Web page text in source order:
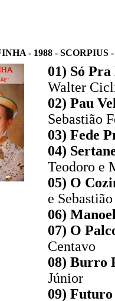
- 1988 - SCORPIUS -
01) Só
Walter
02) Pau
Sebastião
03) Fede
04)
Teodoro e
05) O
e
06)
07) O
Centavo
08) Burro
Júnior
09)